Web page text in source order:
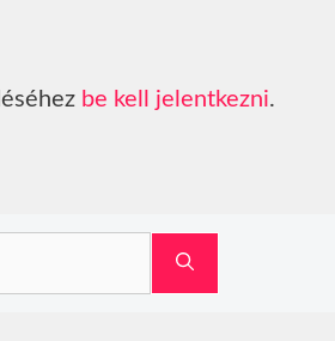
be kell jelentkezni.